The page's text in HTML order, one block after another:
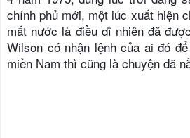
chính phủ mới, một lúc xuất hiện
mất nước là điều dĩ nhiên đã
Wilson có nhận lệnh của ai đó
miền Nam thì cũng là chuyện đã